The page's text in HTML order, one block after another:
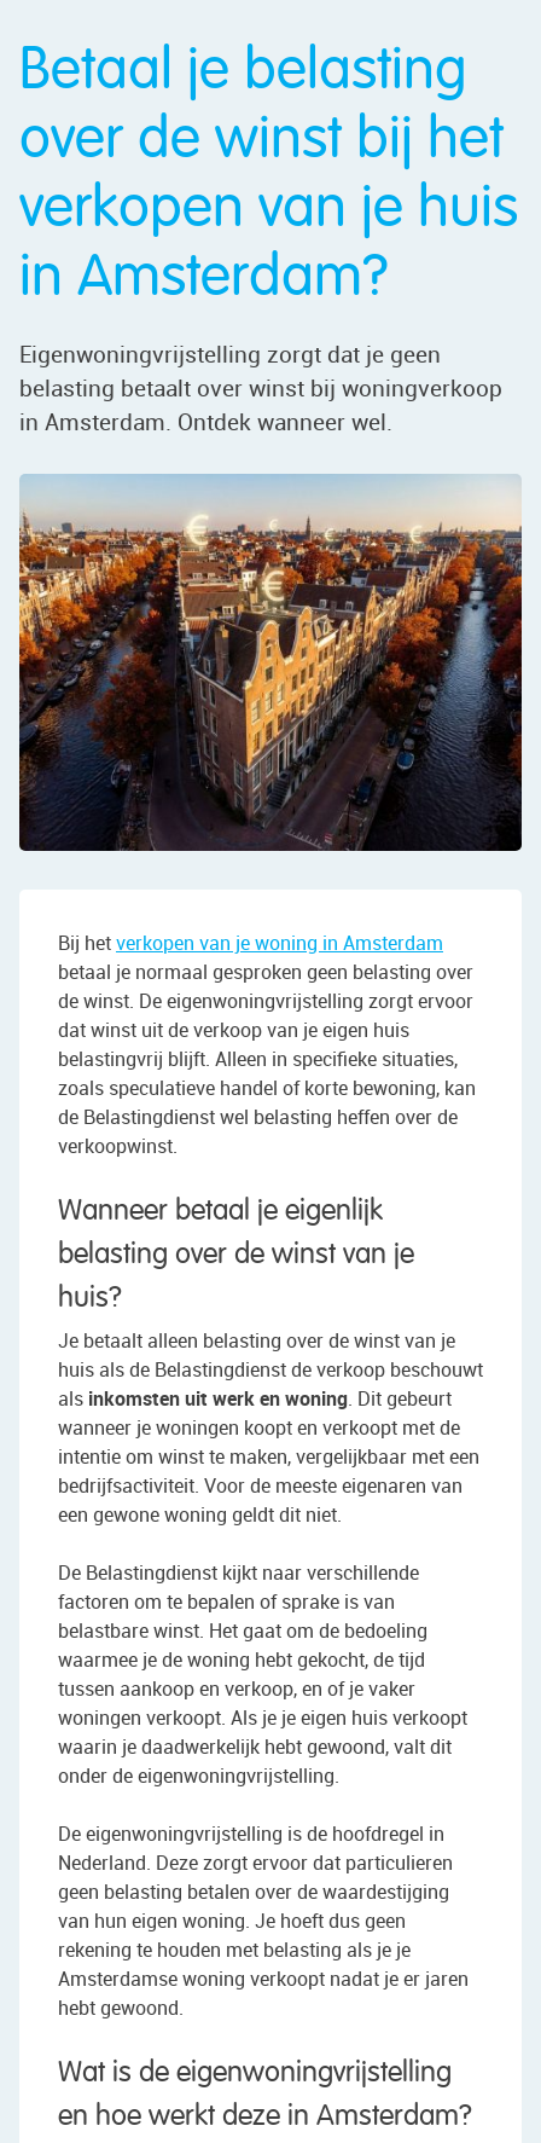
Betaal je belasting
over de winst bij het
verkopen van je huis
in Amsterdam?
Eigenwoningvrijstelling zorgt dat je geen
belasting betaalt over winst bij woningverkoop
in Amsterdam. Ontdek wanneer wel.
Bij hetverkopen van je woning in Amsterdam
betaal je normaal gesproken geen belasting over
de winst. De eigenwoningvrijstelling zorgt ervoor
dat winst uit de verkoop van je eigen huis
belastingvrij blijft. Alleen in specifieke situaties,
zoals speculatieve handel of korte bewoning, kan
de Belastingdienst wel belasting heffen over de
verkoopwinst.
Wanneer betaal je eigenlijk
belasting over de winst van je
huis?
Je betaalt alleen belasting over de winst van je
huis als de Belastingdienst de verkoop beschouwt
als inkomsten uit werk en woning. Dit gebeurt
wanneer je woningen koopt en verkoopt met de
intentie om winst te maken, vergelijkbaar met een
bedrijfsactiviteit. Voor de meeste eigenaren van
een gewone woning geldt dit niet.
De Belastingdienst kijkt naar verschillende
factoren om te bepalen of sprake is van
belastbare winst. Het gaat om de bedoeling
waarmee je de woning hebt gekocht, de tijd
tussen aankoop en verkoop, en of je vaker
woningen verkoopt. Als je je eigen huis verkoopt
waarin je daadwerkelijk hebt gewoond, valt dit
onder de eigenwoningvrijstelling.
De eigenwoningvrijstelling is de hoofdregel in
Nederland. Deze zorgt ervoor dat particulieren
geen belasting betalen over de waardestijging
van hun eigen woning. Je hoeft dus geen
rekening te houden met belasting als je je
Amsterdamse woning verkoopt nadat je er jaren
hebt gewoond.
Wat is de eigenwoningvrijstelling
en hoe werkt deze in Amsterdam?